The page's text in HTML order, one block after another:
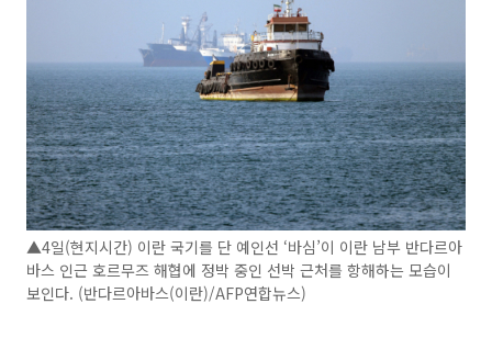
▲4일(현지시간) 이란 국기를 단 예인선 ‘바심’이 이란 남부 반다르아
바스 인근 호르무즈 해협에 정박 중인 선박 근처를 항해하는 모습이
보인다. (반다르아바스(이란)/AFP연합뉴스)